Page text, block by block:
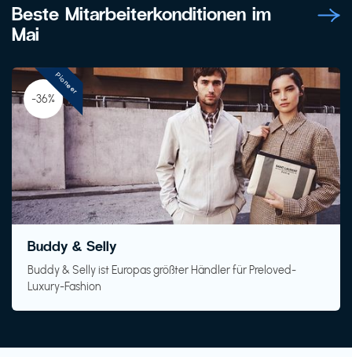
Beste Mitarbeiterkonditionen im
Mai
-36%
Buddy & Selly
Buddy & Selly ist Europas größter Händler für Preloved-
Luxury-Fashion
Pioneer